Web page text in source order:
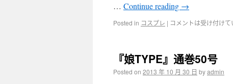
… Continue reading →
Posted in コスプレ | コメントは受け付けて
『娘TYPE』通巻50号
Posted on 2013 年 10 月 30 日 byadmin